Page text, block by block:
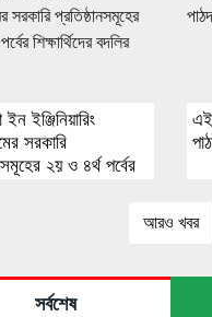
ইঞ্জিনিয়ারিং
সরকারি
২য় ও ৪র্থ পর্বের
আরও খবর
সর্বশেষ